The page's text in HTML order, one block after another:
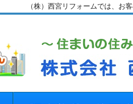
（株）西宮リフォームでは、お